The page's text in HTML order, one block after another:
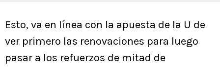
Esto, va en línea con la apuesta de la U de
ver primero las renovaciones para luego
pasar a los refuerzos de mitad de